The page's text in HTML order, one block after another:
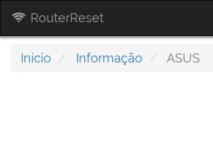
RouterReset
Início Informação ASUS